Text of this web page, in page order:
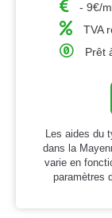
- 9€/
TVA
Prêt
Les aides du
dans la
varie en
paramètres